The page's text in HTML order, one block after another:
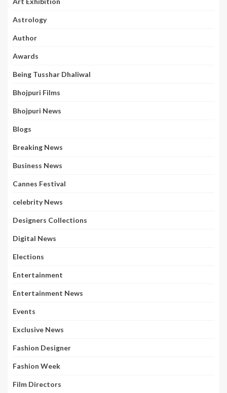
Astrology
Author
Awards
Being Tusshar Dhaliwal
Bhojpuri Films
Bhojpuri News
Blogs
Breaking News
Business News
Cannes Festival
celebrity News
Designers Collections
Digital News
Elections
Entertainment
Entertainment News
Events
Exclusive News
Fashion Designer
Fashion Week
Film Directors